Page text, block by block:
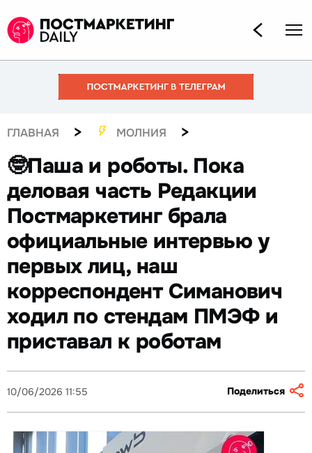
ГЛАВНАЯ > МОЛНИЯ >
🤓Паша и роботы. Пока
деловая часть Редакции
Постмаркетинг брала
официальные интервью у
первых лиц, наш
корреспондент Симанович
ходил по стендам ПМЭФ и
приставал к роботам
10/06/2026 11:55 Поделиться